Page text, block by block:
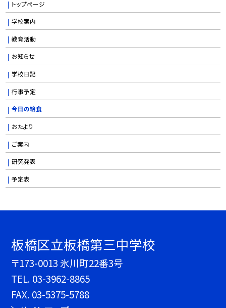
トップページ
学校案内
教育活動
お知らせ
学校日記
行事予定
今日の給食
おたより
ご案内
研究発表
予定表
板橋区立板橋第三中学校
〒173-0013 氷川町22番3号
TEL. 03-3962-8865
FAX. 03-5375-5788